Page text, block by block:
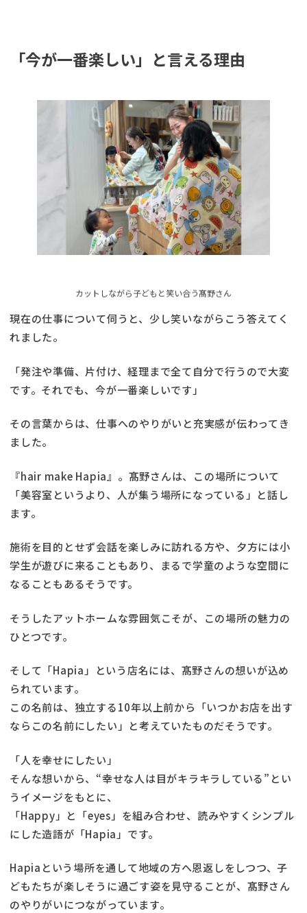
「今が一番楽しい」と言える理由
カットしながら子どもと笑い合う髙野さん
現在の仕事について伺うと、少し笑いながらこう答えてく
れました。
「発注や準備、片付け、経理まで全て自分で行うので大変
です。それでも、今が一番楽しいです」
その言葉からは、仕事へのやりがいと充実感が伝わってき
ました。
『hair make Hapia』。髙野さんは、この場所について
「美容室というより、人が集う場所になっている」と話し
ます。
施術を目的とせず会話を楽しみに訪れる方や、夕方には小
学生が遊びに来ることもあり、まるで学童のような空間に
なることもあるそうです。
そうしたアットホームな雰囲気こそが、この場所の魅力の
ひとつです。
そして「Hapia」という店名には、髙野さんの想いが込め
られています。
この名前は、独立する10年以上前から「いつかお店を出す
ならこの名前にしたい」と考えていたものだそうです。
「人を幸せにしたい」
そんな想いから、“幸せな人は目がキラキラしている”とい
うイメージをもとに、
「Happy」と「eyes」を組み合わせ、読みやすくシンプル
にした造語が「Hapia」です。
Hapiaという場所を通して地域の方へ恩返しをしつつ、子
どもたちが楽しそうに過ごす姿を見守ることが、髙野さん
のやりがいにつながっています。